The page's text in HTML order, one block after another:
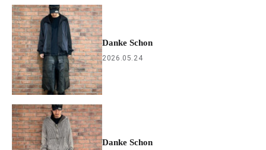
Danke Schon
2026.05.24
Danke Schon